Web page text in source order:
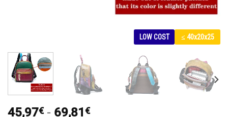
LOW COST ≤ 40x20x25
45,97€ - 69,81 €Rango